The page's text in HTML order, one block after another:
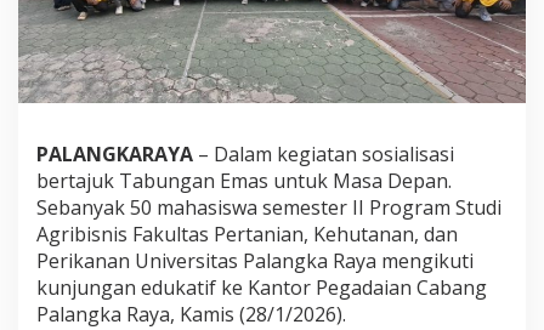
PALANGKARAYA – Dalam kegiatan sosialisasi
bertajuk Tabungan Emas untuk Masa Depan.
Sebanyak 50 mahasiswa semester II Program Studi
Agribisnis Fakultas Pertanian, Kehutanan, dan
Perikanan Universitas Palangka Raya mengikuti
kunjungan edukatif ke Kantor Pegadaian Cabang
Palangka Raya, Kamis (28/1/2026).